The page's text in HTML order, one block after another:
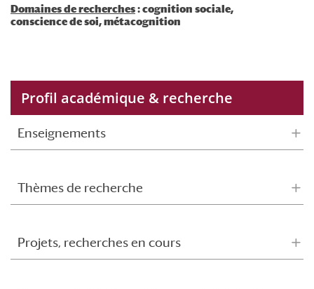
Domaines de recherches: cognition sociale,
conscience de soi, métacognition
Profil académique & recherche
Enseignements
Thèmes de recherche
Projets, recherches en cours